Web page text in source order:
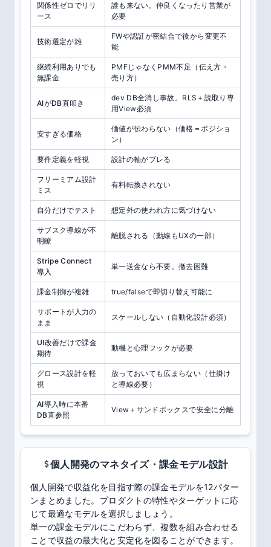
関係性ゼロでリリ
ース
誰も来ない。仲良くなったり営業が
必要
技術選定が雑
FWや認証が密結合で後から変更不
能
継続利用ありでも
無課金
PMFじゃなくPMM不足（伝え方・
売り方）
AIがDB直叩き
dev DB全消し事故。RLS＋読取り専
用View必須
安すぎる価格
価値が伝わらない（価格＝ポジショ
ン）
要件定義を軽視 設計の軸がブレる
フリーミアム設計
ミス
有料転換されない
自分だけでテスト 想定外の使われ方に気づけない
サブスク導線が不
明瞭
離脱される（動線もUXの一部）
Stripe Connect
導入
単一送金なら不要。撤去困難
課金制御が複雑 true/falseで即切り替え可能に
サポートが人力の
まま
スケールしない（自動化設計必須）
UI改善だけで課金
期待
動機と心理フックが必要
グロース設計を軽
視
放っておいても広まらない（仕掛け
と導線必要）
AI導入時に本番
DB直参照
View＋サンドボックスで安全に分離
個人開発のマネタイズ・課金モデル設計
個人開発で収益化を目指す際の課金モデルを12パター
ンまとめました。プロダクトの特性やターゲットに応
じて最適なモデルを選択しましょう。
単一の課金モデルにこだわらず、複数を組み合わせる
ことで収益の最大化と安定化を図ることができます。